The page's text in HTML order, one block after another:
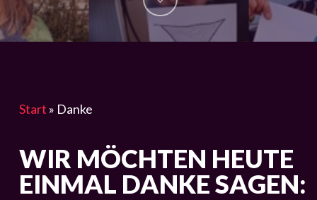
Start » Danke
WIR MÖCHTEN HEUTE
EINMAL DANKESAGEN: